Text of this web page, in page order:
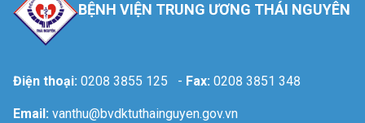
BỆNH VIỆN TRUNG ƯƠNG THÁI NGUYÊN
Điện thoại: 0208 3855 125 - Fax: 0208 3851 348
Email: vanthu@bvdktuthainguyen.gov.vn